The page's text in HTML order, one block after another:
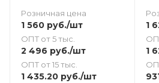
Розничная цена
1 560 руб./шт
ОПТ от 5 тыс.
2 496 руб./шт
ОПТ от 15 тыс.
1 435.20 руб./шт
1
1